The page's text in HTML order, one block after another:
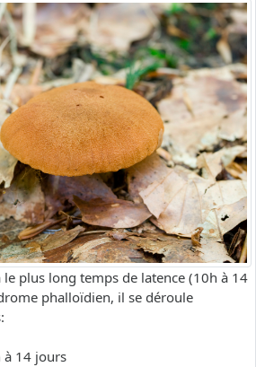
le plus long temps de latence (10h à 14
phalloïdien, il se déroule
à 14 jours